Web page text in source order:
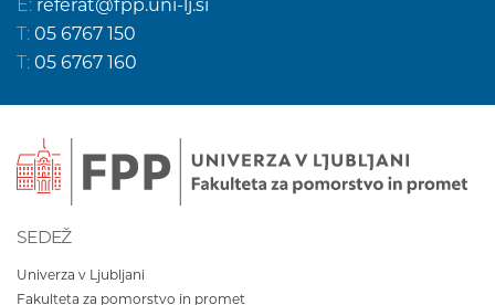
E: referat@fpp.uni-lj.si
T: 05 6767 150
T: 05 6767 160
SEDEŽ
Univerza v Ljubljani
Fakulteta za pomorstvo in promet